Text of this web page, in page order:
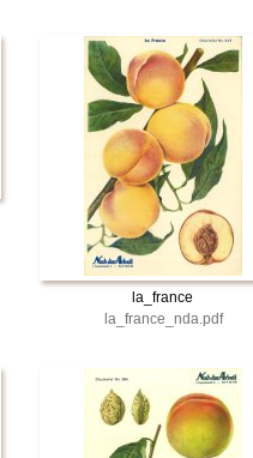
la_france
la_france_nda.pdf